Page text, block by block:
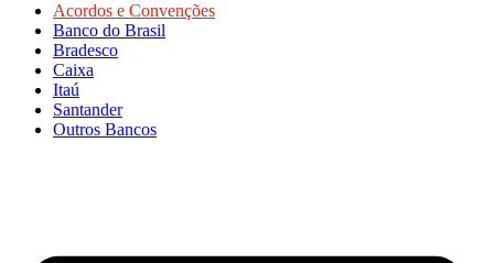
Acordos e Convenções
Banco do Brasil
Bradesco
Caixa
Itaú
Santander
Outros Bancos